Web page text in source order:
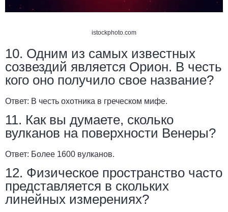
istockphoto.com
10. Одним из самых известных
созвездий является Орион. В честь
кого оно получило свое название?
Ответ: В честь охотника в греческом мифе.
11. Как вы думаете, сколько
вулканов на поверхности Венеры?
Ответ: Более 1600 вулканов.
12. Физическое пространство часто
представляется в скольких
линейных измерениях?